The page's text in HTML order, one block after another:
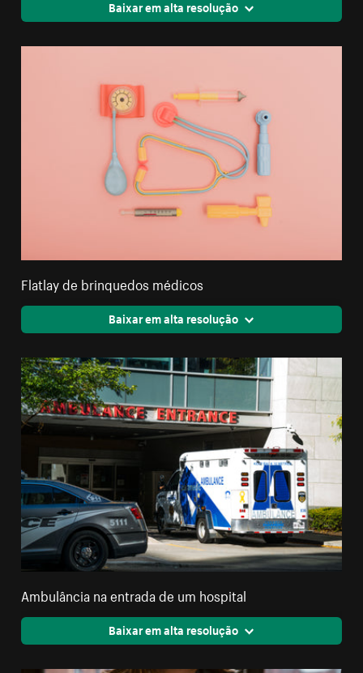
Baixar em alta resolução
Flatlay de brinquedos médicos
Baixar em alta resolução
Ambulância na entrada de um hospital
Baixar em alta resolução